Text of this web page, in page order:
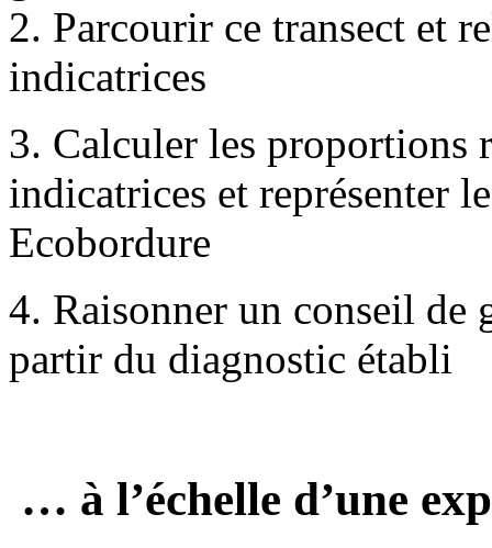
2. Parcourir ce transect et
indicatrices
3. Calculer les proportions
indicatrices et représenter
Ecobordure
4. Raisonner un conseil de
partir du diagnostic établi
… à l’échelle d’une